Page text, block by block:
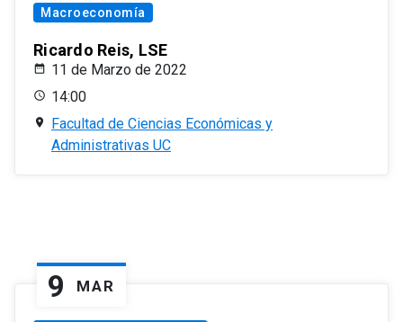
Macroeconomía
Ricardo Reis, LSE
11 de Marzo de 2022
14:00
Facultad de Ciencias Económicas y
Administrativas UC
9 MAR